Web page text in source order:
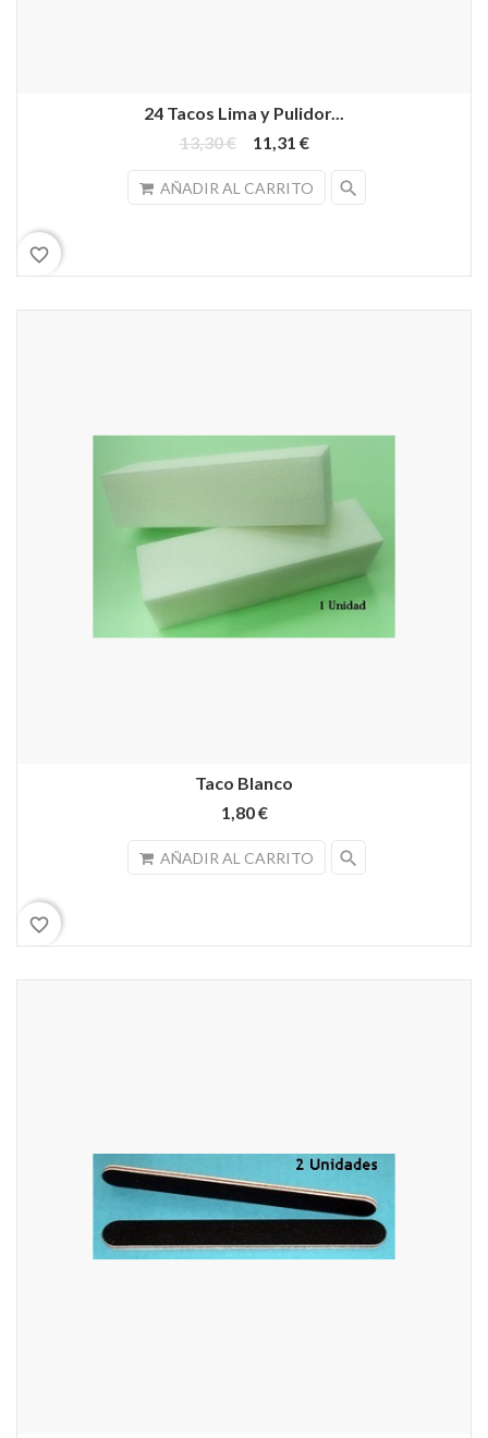
24 Tacos Lima y Pulidor...
13,30 €
11,31 €
AÑADIR AL CARRITO search
favorite_border
Taco Blanco
1,80 €
AÑADIR AL CARRITO search
favorite_border